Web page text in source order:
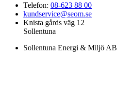
Telefon: 08-623 88 00
kundservice@seom.se
Knista gårds väg 12
Sollentuna
Sollentuna Energi & Miljö AB